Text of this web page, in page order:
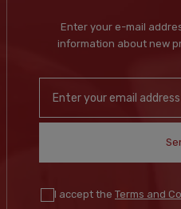
Enter your e-mail
information about new
I accept the Terms and